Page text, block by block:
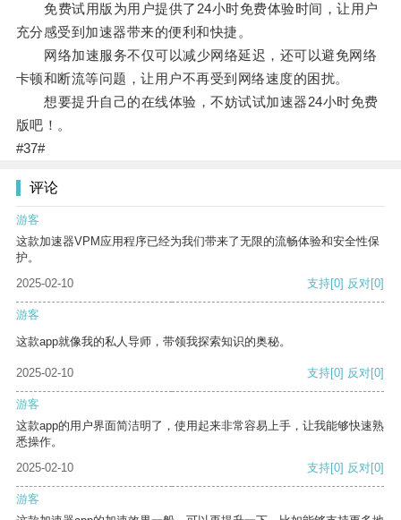
免费试用版为用户提供了24小时免费体验时间，让用户
充分感受到加速器带来的便利和快捷。
网络加速服务不仅可以减少网络延迟，还可以避免网络
卡顿和断流等问题，让用户不再受到网络速度的困扰。
想要提升自己的在线体验，不妨试试加速器24小时免费
版吧！。
#37#
评论
游客
这款加速器VPM应用程序已经为我们带来了无限的流畅体验和安全性保
护。
2025-02-10
支持[0] 反对[0]
游客
这款app就像我的私人导师，带领我探索知识的奥秘。
2025-02-10 支持[0] 反对[0]
游客
这款app的用户界面简洁明了，使用起来非常容易上手，让我能够快速熟
悉操作。
2025-02-10
支持[0] 反对[0]
游客